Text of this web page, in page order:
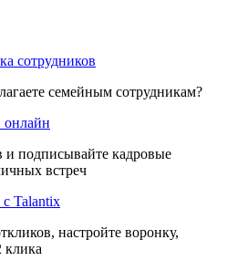
сотрудников
семейным сотрудникам?
онлайн
и подписывайте кадровые
встреч
с Talantix
настройте воронку,
клика